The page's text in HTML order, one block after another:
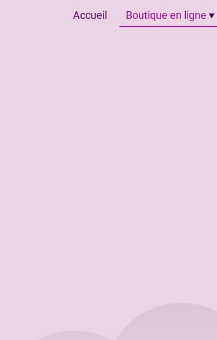
Accueil Boutique en ligne